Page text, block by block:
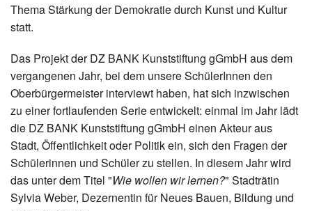
Thema Stärkung der Demokratie durch Kunst und Kultur
statt.
Das Projekt der DZ BANK Kunststiftung gGmbH aus dem
vergangenen Jahr, bei dem unsere SchülerInnen den
Oberbürgermeister interviewt haben, hat sich inzwischen
zu einer fortlaufenden Serie entwickelt: einmal im Jahr lädt
die DZ BANK Kunststiftung gGmbH einen Akteur aus
Stadt, Öffentlichkeit oder Politik ein, sich den Fragen der
Schülerinnen und Schüler zu stellen. In diesem Jahr wird
das unter dem Titel "Wie wollen wir lernen?" Stadträtin
Sylvia Weber, Dezernentin für Neues Bauen, Bildung und